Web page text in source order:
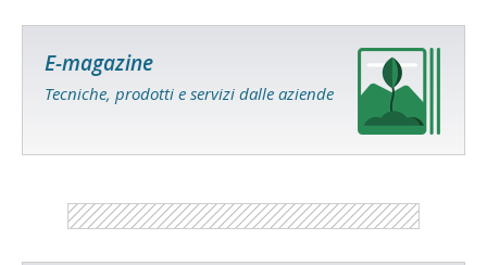
E-magazine
Tecniche, prodotti e servizi dalle aziende